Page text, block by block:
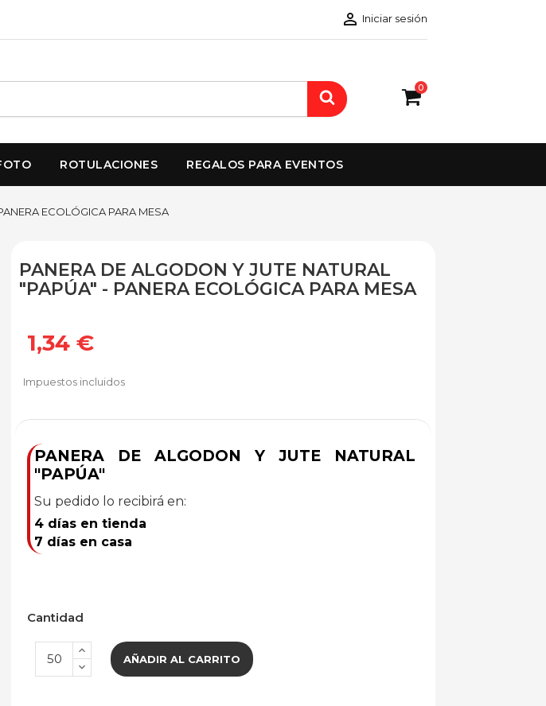
 Iniciar sesión
0
ROTULACIONES REGALOS PARA EVENTOS
ECOLÓGICA PARA MESA
PANERA DE ALGODON Y JUTE NATURAL
"PAPÚA" - PANERA ECOLÓGICA PARA MESA
1,34 €
Impuestos incluidos
PANERA DE ALGODON Y JUTE NATURAL
"PAPÚA"
Su pedido lo recibirá en:
4 días en tienda
7 días en casa
Cantidad
AÑADIR AL CARRITO